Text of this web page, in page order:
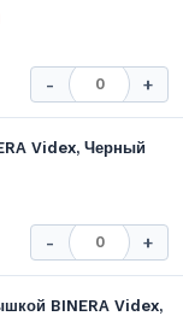
- +
Videx, Черный
- +
BINERA Videx,